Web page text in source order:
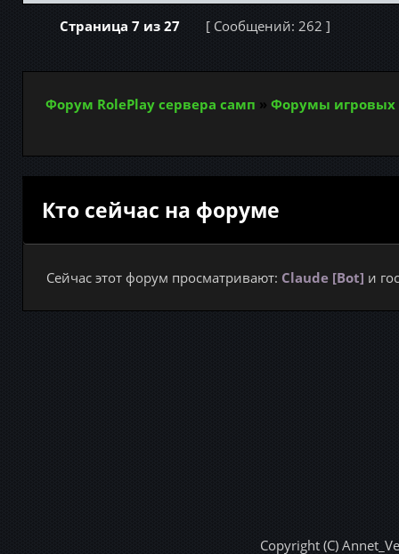
Страница 7 из 27 [ Сообщений: 262 ]
Форум RolePlay сервера самп » Форумы игровых
Кто сейчас на форуме
Сейчас этот форум просматривают: Claude [Bot] и
Copyright (C)